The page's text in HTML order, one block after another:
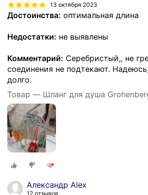
13 октября 2023
Достоинства: оптимальная длина
Недостатки: не выявлены
Комментарий: Серебристый,, не
соединения не подтекают.
долго.
Товар — Шланг для душа
Александр Alex
12 отзывов